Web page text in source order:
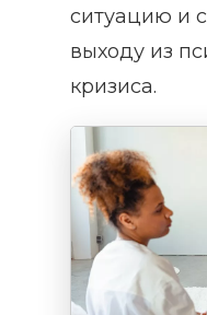
ситуацию и
выходу из
кризиса.